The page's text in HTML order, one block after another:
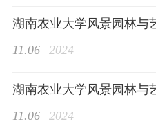
11.06
2024
11.06
2024